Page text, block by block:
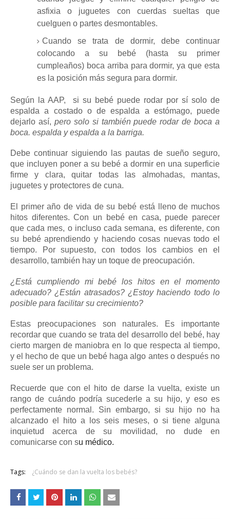
asfixia o juguetes con cuerdas sueltas que
cuelguen o partes desmontables.
Cuando se trata de dormir, debe continuar
colocando a su bebé (hasta su primer
cumpleaños) boca arriba para dormir, ya que esta
es la posición más segura para dormir.
Según la AAP,
si su bebé puede rodar por sí solo de
espalda a costado o de espalda a estómago, puede
dejarlo así, pero solo si también puede rodar de boca a
boca. espalda y espalda a la barriga.
Debe continuar siguiendo las pautas de sueño seguro,
que incluyen poner a su bebé a dormir en una superficie
firme y clara, quitar todas las almohadas, mantas,
juguetes y protectores de cuna.
El primer año de vida de su bebé está lleno de muchos
hitos diferentes.Con un bebé en casa, puede parecer
que cada mes, o incluso cada semana, es diferente, con
su bebé aprendiendo y haciendo cosas nuevas todo el
tiempo.
Por supuesto, con todos los cambios en el
desarrollo, también hay un toque de preocupación.
¿Está cumpliendo mi bebé los hitos en el momento
adecuado?¿Están atrasados?¿Estoy haciendo todo lo
posible para facilitar su crecimiento?
Estas preocupaciones son naturales.
Es importante
recordar que cuando se trata del desarrollo del bebé, hay
cierto margen de maniobra en lo que respecta al tiempo,
y el hecho de que un bebé haga algo antes o después no
suele ser un problema.
Recuerde que con el hito de darse la vuelta, existe un
rango de cuándo podría sucederle a su hijo, y eso es
perfectamente normal. Sin embargo, si su hijo no ha
alcanzado el hito a los seis meses, o si tiene alguna
inquietud acerca de su movilidad, no dude en
comunicarse con su médico.
Tags: ¿Cuándo se dan la vuelta los bebés?